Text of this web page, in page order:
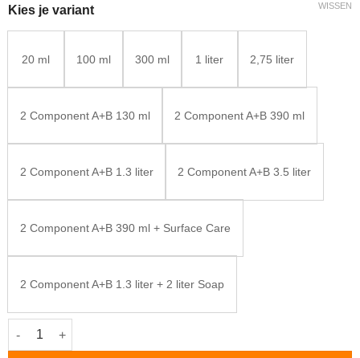
Kies je variant
20 ml 100 ml 300 ml 1 liter 2,75 liter
2 Component A+B 130 ml 2 Component A+B 390 ml
2 Component A+B 1.3 liter 2 Component A+B 3.5 liter
2 Component A+B 390 ml + Surface Care
2 Component A+B 1.3 liter + 2 liter Soap
WISSEN
Rubio Monocoat Oil Plus Shell Grey aantal